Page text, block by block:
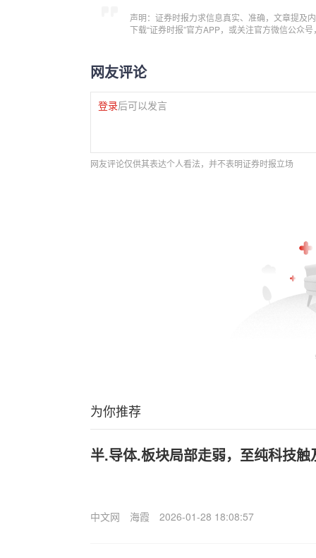
声明：证券时报力求信息真实、准确，文章提及
下载“证券时报”官方APP，或关注官方微信公众
网友评论
登录后可以发言
网友评论仅供其表达个人看法，并不表明证券时报立场
为你推荐
半.导体.板块局部走弱，至纯科技触
中文网 海霞 2026-01-28 18:08:57